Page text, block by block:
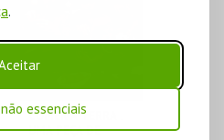
.
essenciais
COMPRAR
COMER A TERRA .
UMA PEÇA DE